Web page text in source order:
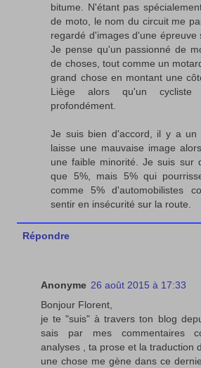
bitume. N'étant pas
de moto, le nom du circuit me
regardé d'images d'une épreuve
Je pense qu'un passionné de
de choses, tout comme un
grand chose en montant une
Liège alors qu'un
profondément.
Je suis bien d'accord, il y a
laisse une mauvaise image
une faible minorité. Je suis sur
que 5%, mais 5% qui
comme 5% d'automobilistes
sentir en insécurité sur la route.
Répondre
Anonyme 26 août 2015 à 17:33
Bonjour Florent,
je te "suis" à travers ton blog
sais par mes commentaires
analyses , ta prose et la traduction
une chose me gène dans ce